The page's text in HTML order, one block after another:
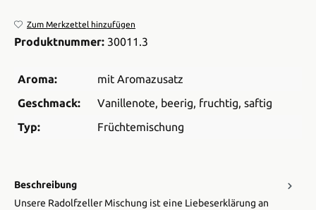
Zum Merkzettel hinzufügen
Produktnummer: 30011.3
Aroma:
mit Aromazusatz
Geschmack:
Vanillenote, beerig, fruchtig, saftig
Typ:
Früchtemischung
Beschreibung
Unsere Radolfzeller Mischung ist eine Liebeserklärung an